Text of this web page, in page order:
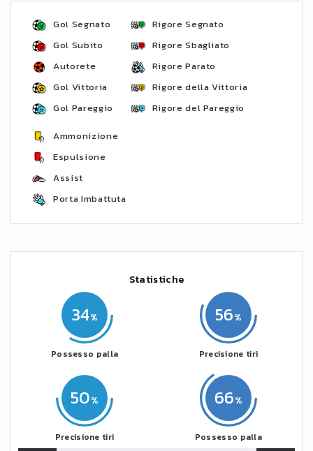
Gol Segnato
Gol Subito
Autorete
Gol Vittoria
Gol Pareggio
Rigore Segnato
Rigore Sbagliato
Rigore Parato
Rigore della Vittoria
Rigore del Pareggio
Ammonizione
Espulsione
Assist
Porta Imbattuta
Statistiche
34
Possesso palla
50
Precisione tiri
66
Possesso palla
56
Precisione tiri